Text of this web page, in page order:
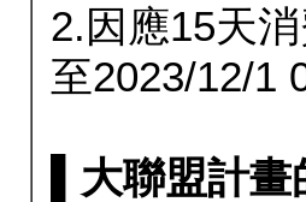
2.因應15天
至2023/12/1
▌大聯盟計